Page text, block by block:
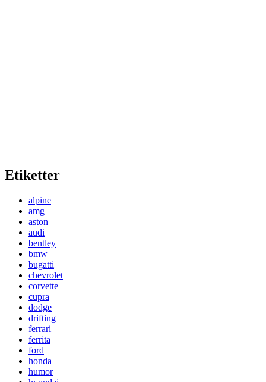
Etiketter
alpine
amg
aston
audi
bentley
bmw
bugatti
chevrolet
corvette
cupra
dodge
drifting
ferrari
ferrita
ford
honda
humor